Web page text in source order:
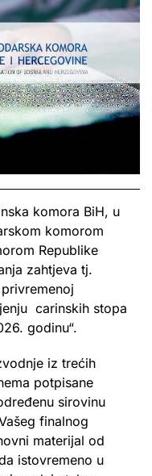
komora BiH, u
komorom
Republike
zahtjeva tj.
carinskih stopa
godinu“.
iz trećih
potpisane
sirovinu
finalnog
materijal od
istovremeno u